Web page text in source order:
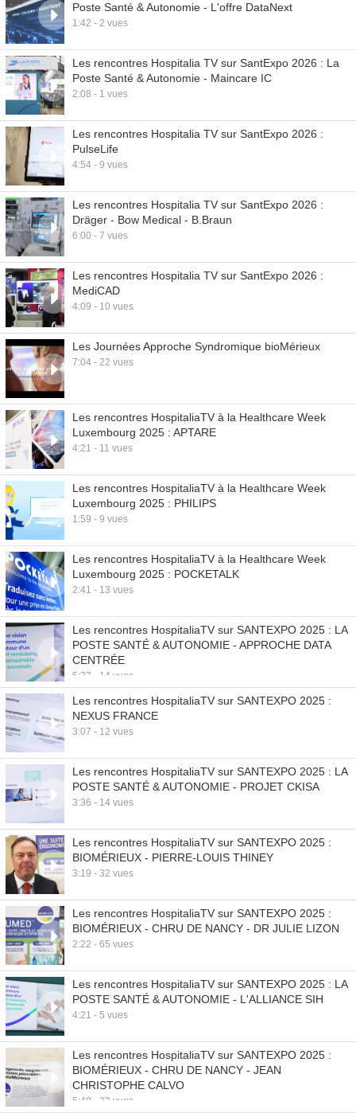
Poste Santé & Autonomie - L'offre DataNext
1:42 - 2 vues
Les rencontres Hospitalia TV sur SantExpo 2026 : La
Poste Santé & Autonomie - Maincare IC
2:08 - 1 vues
Les rencontres Hospitalia TV sur SantExpo 2026 :
PulseLife
4:54 - 9 vues
Les rencontres Hospitalia TV sur SantExpo 2026 :
Dräger - Bow Medical - B.Braun
6:00 - 7 vues
Les rencontres Hospitalia TV sur SantExpo 2026 :
MediCAD
4:09 - 10 vues
Les Journées Approche Syndromique bioMérieux
7:04 - 22 vues
Les rencontres HospitaliaTV à la Healthcare Week
Luxembourg 2025 : APTARE
4:21 - 11 vues
Les rencontres HospitaliaTV à la Healthcare Week
Luxembourg 2025 : PHILIPS
1:59 - 9 vues
Les rencontres HospitaliaTV à la Healthcare Week
Luxembourg 2025 : POCKETALK
2:41 - 13 vues
Les rencontres HospitaliaTV sur SANTEXPO 2025 : LA
POSTE SANTÉ & AUTONOMIE - APPROCHE DATA
CENTRÉE
5:37 - 14 vues
Les rencontres HospitaliaTV sur SANTEXPO 2025 :
NEXUS FRANCE
3:07 - 12 vues
Les rencontres HospitaliaTV sur SANTEXPO 2025 : LA
POSTE SANTÉ & AUTONOMIE - PROJET CKISA
3:36 - 14 vues
Les rencontres HospitaliaTV sur SANTEXPO 2025 :
BIOMÉRIEUX - PIERRE-LOUIS THINEY
3:19 - 32 vues
Les rencontres HospitaliaTV sur SANTEXPO 2025 :
BIOMÉRIEUX - CHRU DE NANCY - DR JULIE LIZON
2:22 - 65 vues
Les rencontres HospitaliaTV sur SANTEXPO 2025 : LA
POSTE SANTÉ & AUTONOMIE - L'ALLIANCE SIH
4:21 - 5 vues
Les rencontres HospitaliaTV sur SANTEXPO 2025 :
BIOMÉRIEUX - CHRU DE NANCY - JEAN
CHRISTOPHE CALVO
5:49 - 32 vues